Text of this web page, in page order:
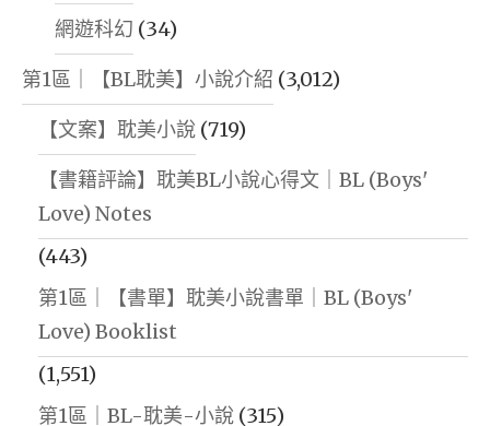
網遊科幻 (34)
第1區｜【BL耽美】小說介紹 (3,012)
【文案】耽美小說 (719)
【書籍評論】耽美BL小說心得文｜BL (Boys'
Love) Notes
(443)
第1區｜【書單】耽美小說書單｜BL (Boys'
Love) Booklist
(1,551)
第1區｜BL-耽美-小說 (315)